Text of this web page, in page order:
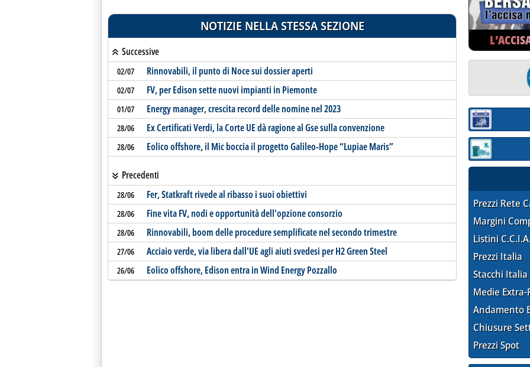
NOTIZIE NELLA STESSA SEZIONE
Successive
02/07 Rinnovabili, il punto di Noce sui dossier aperti
02/07 FV, per Edison sette nuovi impianti in Piemonte
01/07 Energy manager, crescita record delle nomine nel 2023
28/06 Ex Certificati Verdi, la Corte UE dà ragione al Gse sulla convenzione
28/06 Eolico offshore, il Mic boccia il progetto Galileo-Hope “Lupiae Maris”
Precedenti
28/06 Fer, Statkraft rivede al ribasso i suoi obiettivi
28/06 Fine vita FV, nodi e opportunità dell'opzione consorzio
28/06 Rinnovabili, boom delle procedure semplificate nel secondo trimestre
27/06 Acciaio verde, via libera dall'UE agli aiuti svedesi per H2 Green Steel
26/06 Eolico offshore, Edison entra in Wind Energy Pozzallo
Sezione:
Sezione:
Prezzi Rete
Margini
Listini
Prezzi Italia
Stacchi Italia
Medie Extra-
Andamento
Chiusure
Prezzi Spot